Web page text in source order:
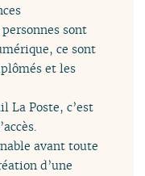
sont
ce sont
et les
La Poste, c’est
avant toute
d’une